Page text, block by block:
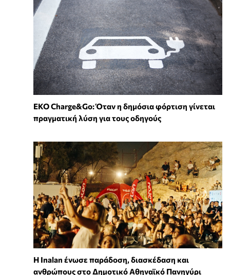
EKO Charge&Go: Όταν η δημόσια φόρτιση γίνεται
πραγματική λύση για τους οδηγούς
Η Inalan ένωσε παράδοση, διασκέδαση και
ανθρώπους στο Δημοτικό Αθηναϊκό Πανηγύρι